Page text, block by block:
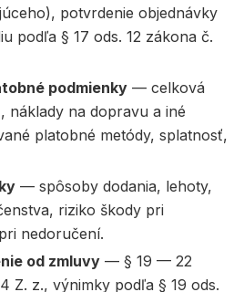
potvrdenie objednávky
podľa § 17 ods. 12 zákona č.
podmienky — celková
náklady na dopravu a iné
platobné metódy, splatnosť,
— spôsoby dodania, lehoty,
riziko škody pri
nedoručení.
od zmluvy — § 19 — 22
Z. z., výnimky podľa § 19 ods.